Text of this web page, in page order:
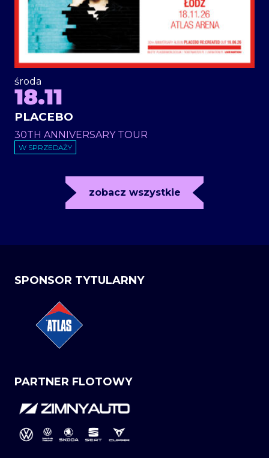
środa
18.11
PLACEBO
30TH ANNIVERSARY TOUR
W SPRZEDAŻY
zobacz wszystkie
SPONSOR TYTULARNY
PARTNER FLOTOWY